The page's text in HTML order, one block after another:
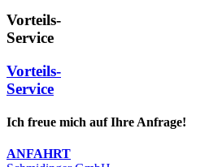
Vorteils-
Service
Vorteils-
Service
Ich freue mich auf Ihre Anfrage!
ANFAHRT